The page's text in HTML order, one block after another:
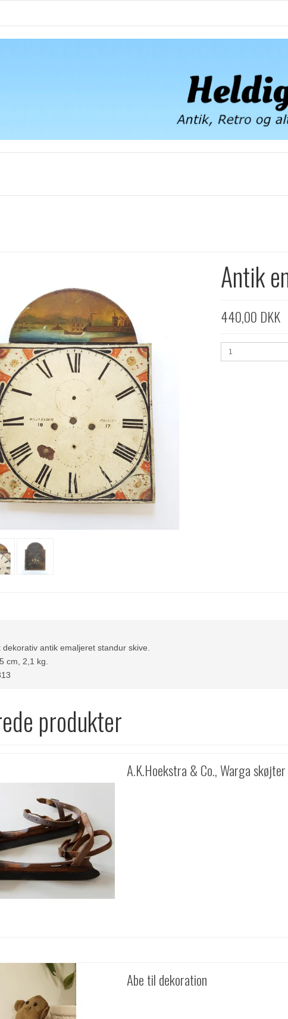
Antik
440,00 DKK
antik emaljeret standur skive.
cm, 2,1 kg.
produkter
A.K.Hoekstra & Co., Warga skøjter
Abe til dekoration